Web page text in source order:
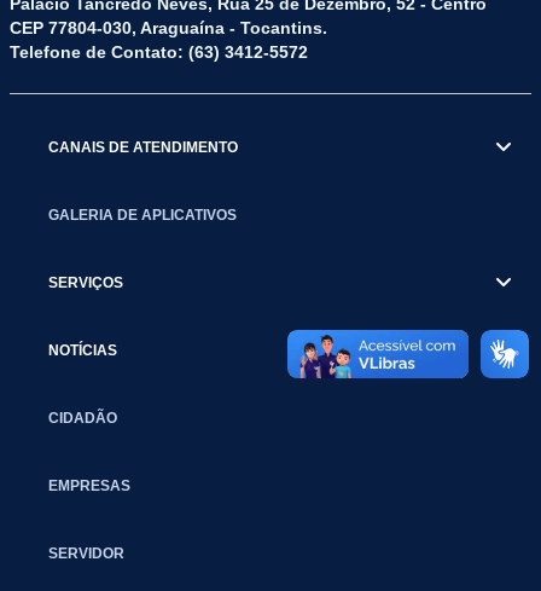
CEP 77804-030, Araguaína - Tocantins.
Telefone de Contato: (63) 3412-5572
CANAIS DE ATENDIMENTO
GALERIA DE APLICATIVOS
SERVIÇOS
NOTÍCIAS
CIDADÃO
EMPRESAS
SERVIDOR